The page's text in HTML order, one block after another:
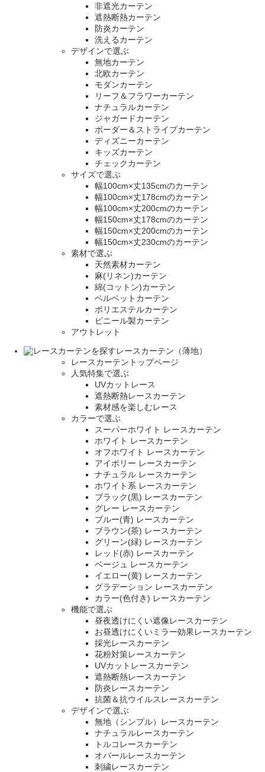
非遮光カーテン
遮熱断熱カーテン
防炎カーテン
洗えるカーテン
デザインで選ぶ
無地カーテン
北欧カーテン
モダンカーテン
リーフ＆フラワーカーテン
ナチュラルカーテン
ジャガードカーテン
ボーダー＆ストライプカーテン
ディズニーカーテン
キッズカーテン
チェックカーテン
サイズで選ぶ
幅100cm×丈135cmのカーテン
幅100cm×丈178cmのカーテン
幅100cm×丈200cmのカーテン
幅150cm×丈178cmのカーテン
幅150cm×丈200cmのカーテン
幅150cm×丈230cmのカーテン
素材で選ぶ
天然素材カーテン
麻(リネン)カーテン
綿(コットン)カーテン
ベルベットカーテン
ポリエステルカーテン
ビニール製カーテン
アウトレット
レースカーテン（薄地）
レースカーテントップページ
人気特集で選ぶ
UVカットレース
遮熱断熱レースカーテン
素材感を楽しむレース
カラーで選ぶ
スーパーホワイト レースカーテン
ホワイト レースカーテン
オフホワイト レースカーテン
アイボリー レースカーテン
ナチュラル レースカーテン
ホワイト系 レースカーテン
ブラック(黒) レースカーテン
グレー レースカーテン
ブルー(青) レースカーテン
ブラウン(茶) レースカーテン
グリーン(緑) レースカーテン
レッド(赤) レースカーテン
ベージュ レースカーテン
イエロー(黄) レースカーテン
グラデーション レースカーテン
カラー(色付き) レースカーテン
機能で選ぶ
昼夜透けにくい遮像レースカーテン
お昼透けにくいミラー効果レースカーテン
採光レースカーテン
花粉対策レースカーテン
UVカットレースカーテン
遮熱断熱レースカーテン
防炎レースカーテン
抗菌＆抗ウイルスレースカーテン
デザインで選ぶ
無地（シンプル）レースカーテン
ナチュラルレースカーテン
トルコレースカーテン
オパールレースカーテン
刺繍レースカーテン